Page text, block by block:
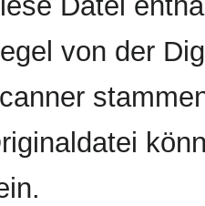
von der